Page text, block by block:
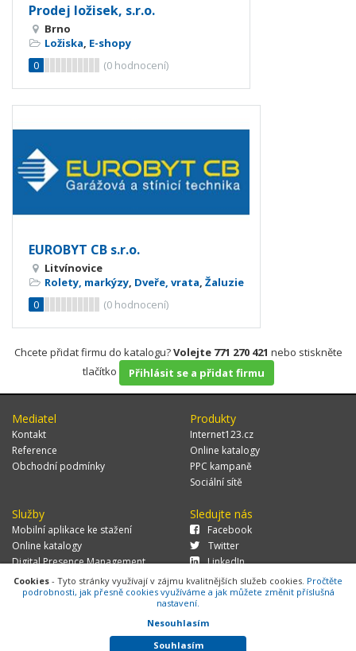
Prodej ložisek, s.r.o.
Brno
Ložiska, E-shopy
0
(0 hodnocení)
EUROBYT CB s.r.o.
Litvínovice
Rolety, markýzy Dveře, vrata Žaluzie
0
(0 hodnocení)
Chcete přidat firmu do katalogu?Volejte 771 270 421 nebo stiskněte
tlačítko
Přihlásit se a přidat firmu
Mediatel
Kontakt
Reference
Obchodní podmínky
Produkty
Internet123.cz
Online katalogy
PPC kampaně
Sociální sítě
Služby
Mobilní aplikace ke stažení
Online katalogy
Digital Presence Management
Více zákazníků
Sledujte nás
Facebook
Twitter
LinkedIn
© 2026 MEDIATEL CZ, s.r.o.,Za Potokem 46/4, 106 00 Praha 10, tel.:
+420 771 270 421, verze 1.29.0.143,
Cookies
Cookies - Tyto stránky využívají v zájmu kvalitnějších služeb cookies. Pročtěte
podrobnosti, jak přesně cookies využíváme a jak můžete změnit příslušná
nastavení.
Nesouhlasím
Souhlasím